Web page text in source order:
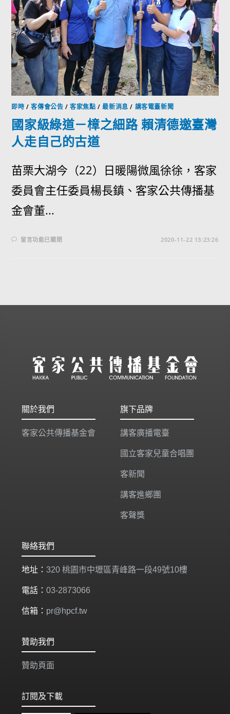
即時 /客傳會公告 /客家焦點 /最新消息 / 講客電臺新聞
國家級綠道－樟之細路 賴清德邀臺灣
人走自己的古道
苗栗大湖今（22）日暖陽微風徐徐，客家
委員會主任委員楊長鎮、客家公共傳播基
金會董...
留言功能已關閉 2020-11-22 13:23:26
關於我們
客家公共傳播基金會
旗下品牌
講客廣播電臺
國立客家兒童合唱團
客新聞
講客進鄉團
客聲獎
聯絡我們
地址： 320 桃園市中壢區青峰路一段49號10樓
電話： 03-2873066
信箱： pr@hpcf.tw
贊助我們
贊助頁面
訂閱及下載